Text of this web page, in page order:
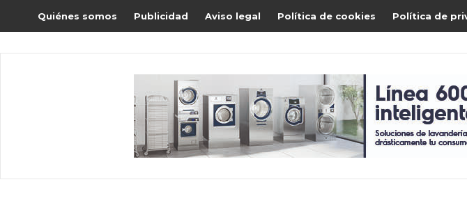
Quiénes somos Publicidad Aviso legal Política de cookies Política de